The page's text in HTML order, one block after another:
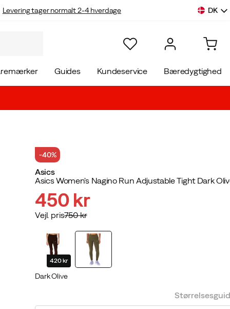
Levering tager normalt 2-4 hverdage DK
Guides Kundeservice Bæredygtighed
-40%
Asics
Asics Women's Nagino Run Adjustable Tight Dark
discounted
price
450 kr
original
price
Vejl. pris750 kr
420 kr
Dark Olive